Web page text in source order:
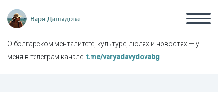
О болгарском менталитете, культуре, людях и новостях — у
меня в телеграм канале:t.me/varyadavydovabg